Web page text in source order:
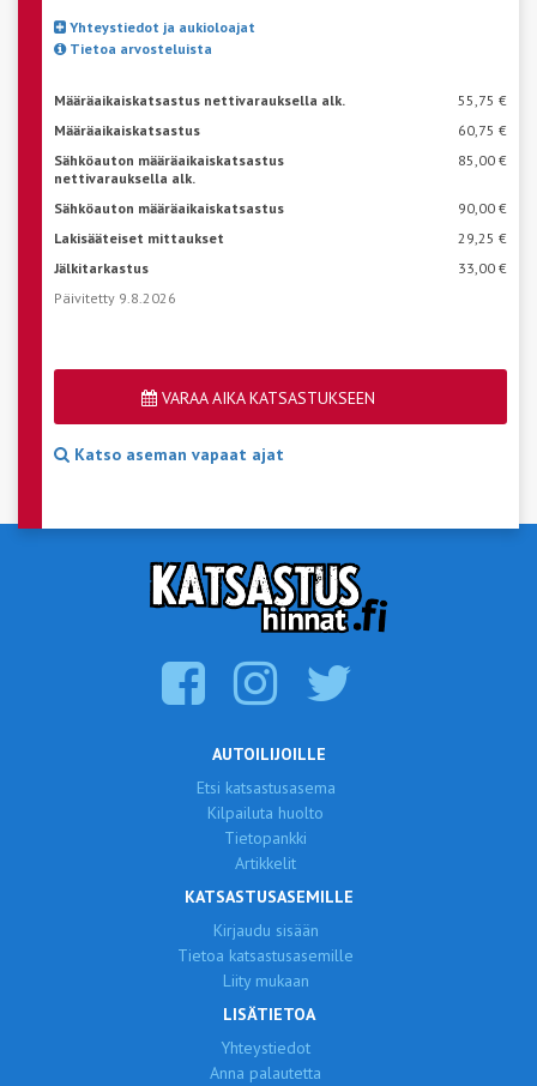
Yhteystiedot ja aukioloajat
Tietoa arvosteluista
Määräaikaiskatsastus nettivarauksella alk.
55,75 €
Määräaikaiskatsastus
60,75 €
Sähköauton määräaikaiskatsastus
nettivarauksella alk.
85,00 €
Sähköauton määräaikaiskatsastus
90,00 €
Lakisääteiset mittaukset
29,25 €
Jälkitarkastus
33,00 €
Päivitetty 9.8.2026
VARAA AIKA KATSASTUKSEEN
Katso aseman vapaat ajat
AUTOILIJOILLE
Etsi katsastusasema
Kilpailuta huolto
Tietopankki
Artikkelit
KATSASTUSASEMILLE
Kirjaudu sisään
Tietoa katsastusasemille
Liity mukaan
LISÄTIETOA
Yhteystiedot
Anna palautetta